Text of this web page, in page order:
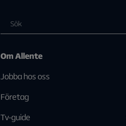
Om Allente
Jobba hos oss
Företag
Tv-guide